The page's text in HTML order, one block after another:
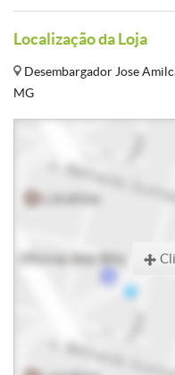
Localização da Loja
Desembargador Jose
MG